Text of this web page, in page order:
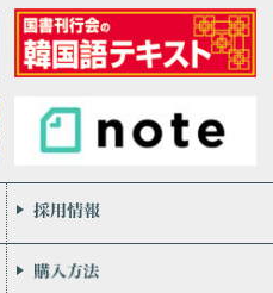
会社案内
お問い合わせ